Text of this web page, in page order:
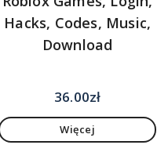
Hacks, Codes, Music,
Download
36.00zł
Więcej